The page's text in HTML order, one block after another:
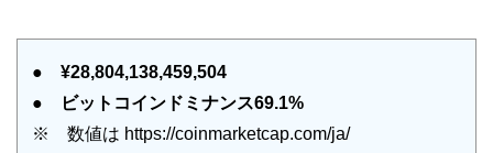
● ¥28,804,138,459,504
●
ビットコインドミナンス69.1%
※ 数値は https://coinmarketcap.com/ja/